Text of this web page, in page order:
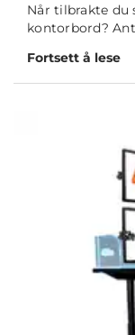
Når tilbrakte du
kontorbord?
Fortsett å lese